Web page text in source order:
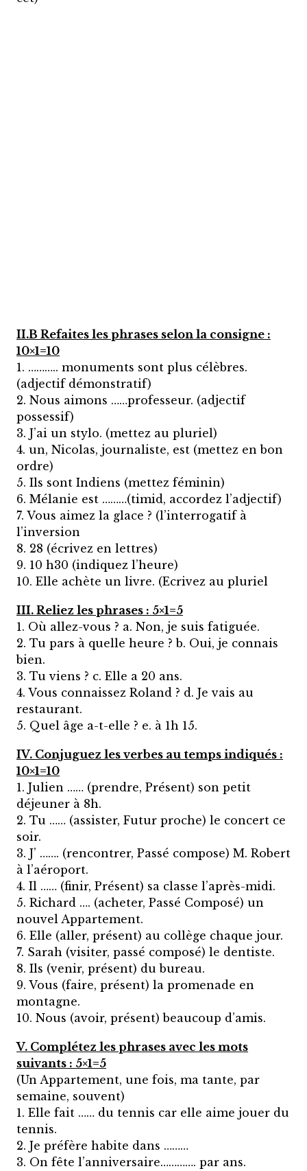
II.B Refaites les phrases selon la consigne :
10×1=10
1. ……….. monuments sont plus célèbres.
(adjectif démonstratif)
2. Nous aimons ……professeur. (adjectif
possessif)
3. J’ai un stylo. (mettez au pluriel)
4. un, Nicolas, journaliste, est (mettez en bon
ordre)
5. Ils sont Indiens (mettez féminin)
6. Mélanie est ………(timid, accordez l’adjectif)
7. Vous aimez la glace ? (l’interrogatif à
l’inversion
8. 28 (écrivez en lettres)
9. 10 h30 (indiquez l’heure)
10. Elle achète un livre. (Ecrivez au pluriel
III. Reliez les phrases : 5×1=5
1. Où allez-vous ? a. Non, je suis fatiguée.
2. Tu pars à quelle heure ? b. Oui, je connais
bien.
3. Tu viens ? c. Elle a 20 ans.
4. Vous connaissez Roland ? d. Je vais au
restaurant.
5. Quel âge a-t-elle ? e. à 1h 15.
IV. Conjuguez les verbes au temps indiqués :
10×1=10
1. Julien …… (prendre, Présent) son petit
déjeuner à 8h.
2. Tu …… (assister, Futur proche) le concert ce
soir.
3. J’ ……. (rencontrer, Passé compose) M. Robert
à l’aéroport.
4. Il …… (finir, Présent) sa classe l’après-midi.
5. Richard …. (acheter, Passé Composé) un
nouvel Appartement.
6. Elle (aller, présent) au collège chaque jour.
7. Sarah (visiter, passé composé) le dentiste.
8. Ils (venir, présent) du bureau.
9. Vous (faire, présent) la promenade en
montagne.
10. Nous (avoir, présent) beaucoup d’amis.
V. Complétez les phrases avec les mots
suivants : 5×1=5
(Un Appartement, une fois, ma tante, par
semaine, souvent)
1. Elle fait …… du tennis car elle aime jouer du
tennis.
2. Je préfère habite dans ………
3. On fête l’anniversaire…………. par ans.